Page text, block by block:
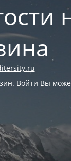
Войти Вы